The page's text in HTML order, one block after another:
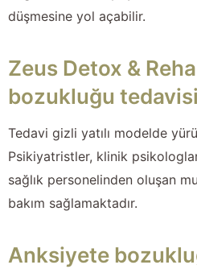
düşmesine yol açabilir.
Zeus Detox &
bozukluğu tedavisi
Tedavi gizli yatılı modelde
Psikiyatristler, klinik
sağlık personelinden oluşan
bakım sağlamaktadır.
Anksiyete